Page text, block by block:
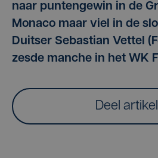
naar puntengewin in de
Monaco maar viel in de
Duitser Sebastian Vettel
zesde manche in het WK
Deel artikel